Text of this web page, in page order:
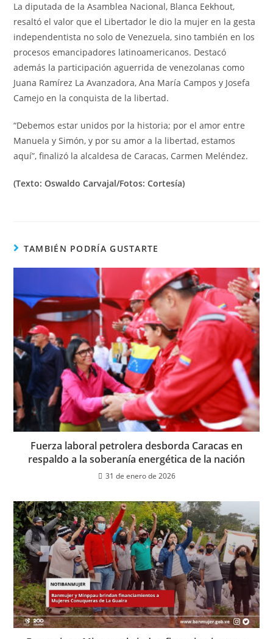
La diputada de la Asamblea Nacional, Blanca Eekhout,
resaltó el valor que el Libertador le dio la mujer en la gesta
independentista no solo de Venezuela, sino también en los
procesos emancipadores latinoamericanos. Destacó
además la participación aguerrida de venezolanas como
Juana Ramírez La Avanzadora, Ana María Campos y Josefa
Camejo en la conquista de la libertad.
“Debemos estar unidos por la historia; por el amor entre
Manuela y Simón, y por su amor a la libertad, estamos
aquí”, finalizó la alcaldesa de Caracas, Carmen Meléndez.
(Texto: Oswaldo Carvajal/Fotos: Cortesía)
TAMBIÉN PODRÍA GUSTARTE
Fuerza laboral petrolera desborda Caracas en
respaldo a la soberanía energética de la nación
31 de enero de 2026